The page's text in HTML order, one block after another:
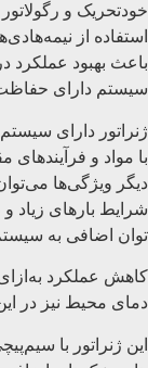
استفاده از
باعث بهبود عملکرد
سیستم دارای حفاظت
با مواد و
شرایط بارهای زیاد
توان اضافی به
کاهش عملکرد
دمای محیط نیز در